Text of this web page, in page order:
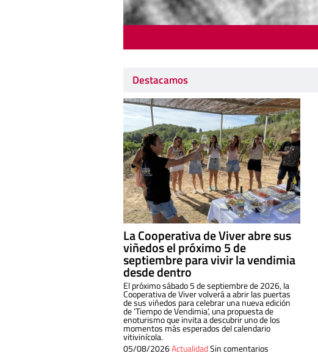
Destacamos
La Cooperativa de Viver abre sus
viñedos el próximo 5 de
septiembre para vivir la vendimia
desde dentro
El próximo sábado 5 de septiembre de 2026, la
Cooperativa de Viver volverá a abrir las puertas
de sus viñedos para celebrar una nueva edición
de ‘Tiempo de Vendimia’, una propuesta de
enoturismo que invita a descubrir uno de los
momentos más esperados del calendario
vitivinícola.
05/08/2026ActualidadSin comentarios